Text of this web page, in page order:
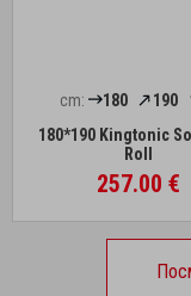
cm: 180 190
180*190 Kingtonic
Roll
257.00 €